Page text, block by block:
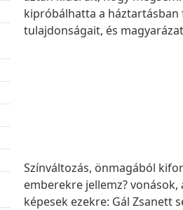
kipróbálhatta a
tulajdonságait, és
Színváltozás, önmagából
emberekre jellemz? vonások,
képesek ezekre: Gál Zsanett